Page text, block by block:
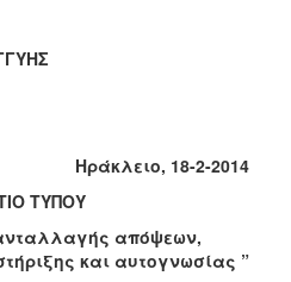
Ηράκλειο, 18-2-2014
ΤΥΠΟΥ
απόψεων,
και αυτογνωσίας ”